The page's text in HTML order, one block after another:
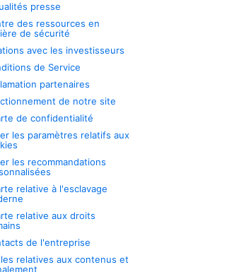
presse
des ressources en
de sécurité
avec les investisseurs
de Service
partenaires
de notre site
de confidentialité
les paramètres relatifs aux
les recommandations
relative à l'esclavage
relative aux droits
de l'entreprise
relatives aux contenus et